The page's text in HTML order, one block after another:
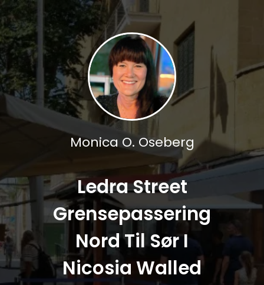
Monica O. Oseberg
Ledra Street
Grensepassering
Nord Til Sør I
Nicosia Walled